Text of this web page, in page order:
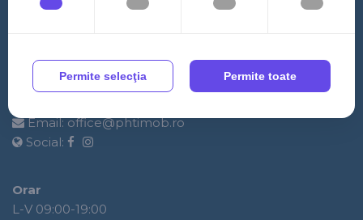
PHT IMOBILIARE
Adresa:Strada Sub Cetate nr 236., Floresti
Email: office@phtimob.ro
Social:
Orar
L-V 09:00-19:00
Permite selecţia Permite toate